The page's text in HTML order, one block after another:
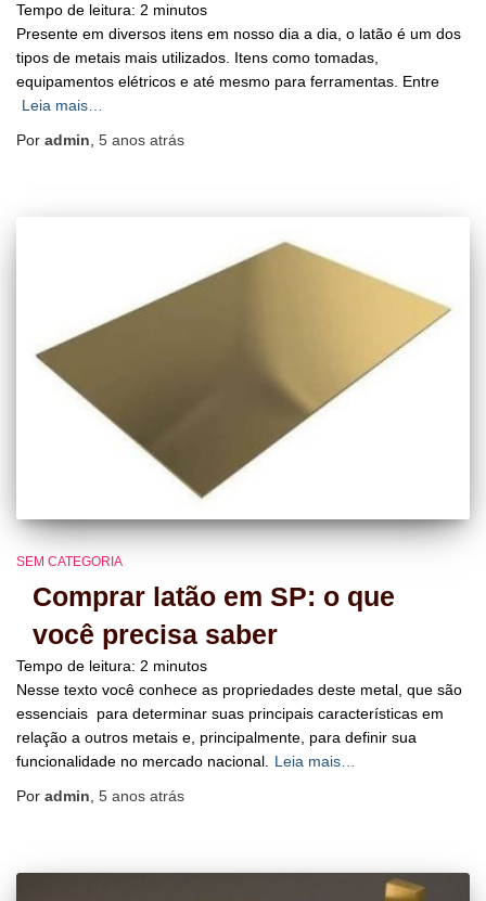
Tempo de leitura: 2 minutos
Presente em diversos itens em nosso dia a dia, o latão é um dos
tipos de metais mais utilizados. Itens como tomadas,
equipamentos elétricos e até mesmo para ferramentas. Entre
Leia mais…
Por admin, 5 anos atrás
SEM CATEGORIA
Comprar latão em SP: o que
você precisa saber
Tempo de leitura: 2 minutos
Nesse texto você conhece as propriedades deste metal, que são
essenciais para determinar suas principais características em
relação a outros metais e, principalmente, para definir sua
funcionalidade no mercado nacional.
Leia mais…
Por admin 5 anos atrás